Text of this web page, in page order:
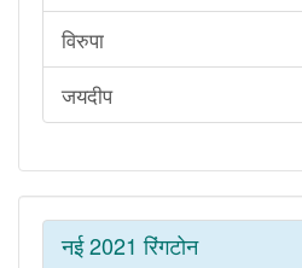
विरुपा
जयदीप
नई 2021 रिंगटोन